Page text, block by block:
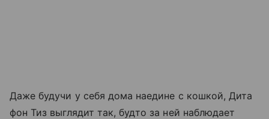
Даже будучи у себя дома наедине с кошкой, Дита
фон Тиз выглядит так, будто за ней наблюдает